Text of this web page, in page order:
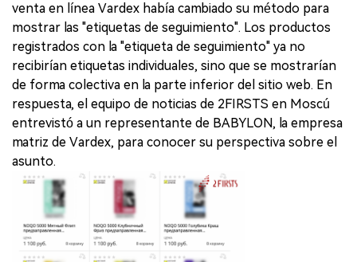
venta en línea Vardex había cambiado su método para
mostrar las "etiquetas de seguimiento". Los productos
registrados con la "etiqueta de seguimiento" ya no
recibirían etiquetas individuales, sino que se mostrarían
de forma colectiva en la parte inferior del sitio web. En
respuesta, el equipo de noticias de 2FIRSTS en Moscú
entrevistó a un representante de BABYLON, la empresa
matriz de Vardex, para conocer su perspectiva sobre el
asunto.